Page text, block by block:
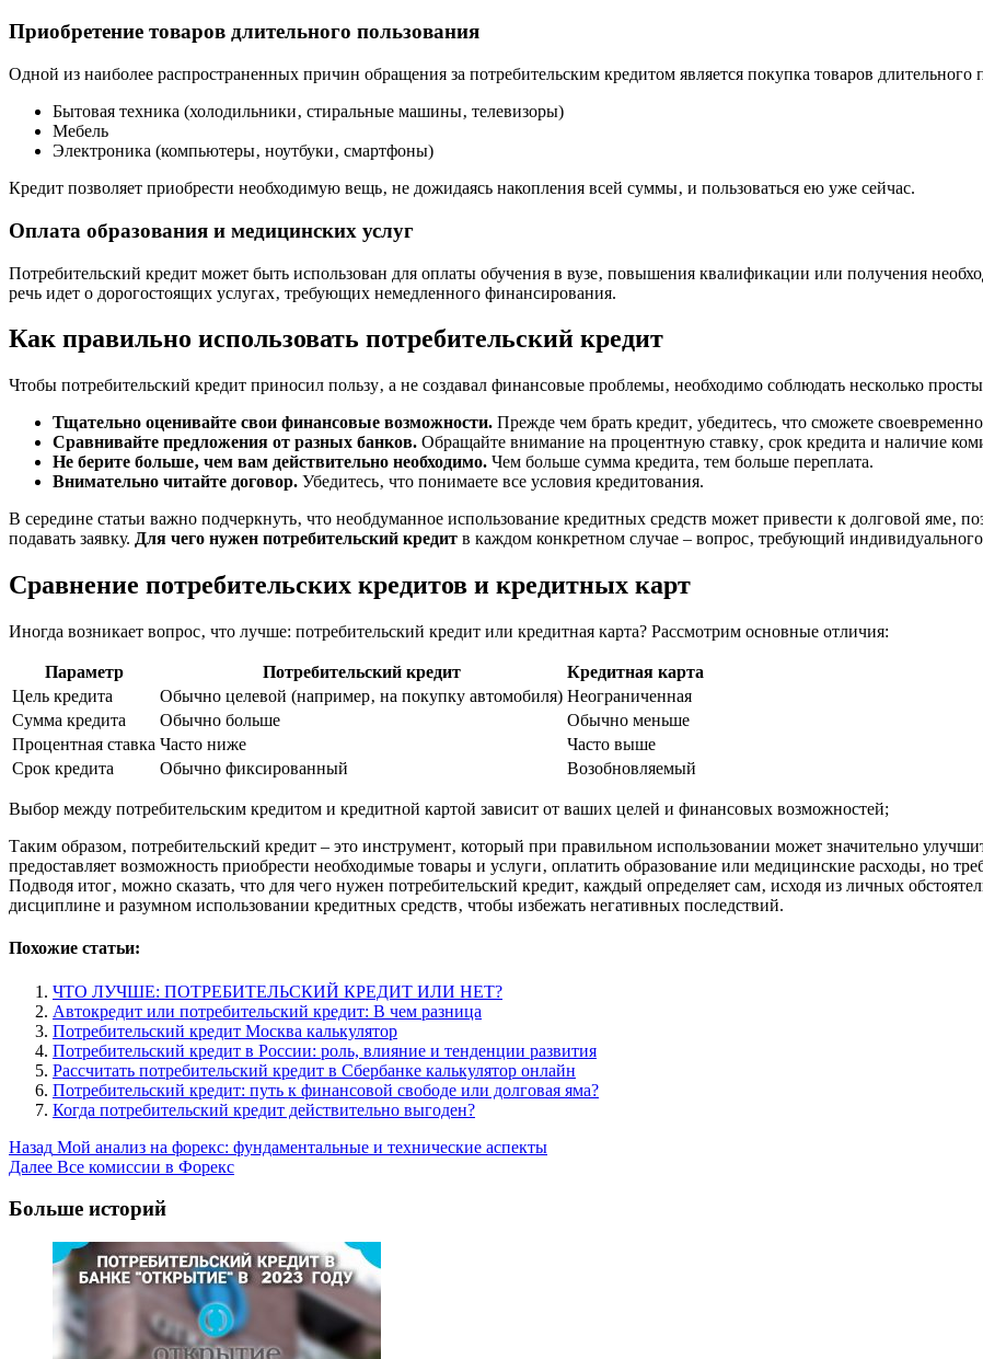
Приобретение товаров длительного пользования
Одной из наиболее распространенных причин обращения за потребительским кредитом является покупка товаров длительного
Бытовая техника (холодильники‚ стиральные машины‚ телевизоры)
Мебель
Электроника (компьютеры‚ ноутбуки‚ смартфоны)
Кредит позволяет приобрести необходимую вещь‚ не дожидаясь накопления всей суммы‚ и пользоваться ею уже сейчас.
Оплата образования и медицинских услуг
Потребительский кредит может быть использован для оплаты обучения в вузе‚ повышения квалификации или получения
речь идет о дорогостоящих услугах‚ требующих немедленного финансирования.
Как правильно использовать потребительский кредит
Чтобы потребительский кредит приносил пользу‚ а не создавал финансовые проблемы‚ необходимо соблюдать несколько
Тщательно оценивайте свои финансовые возможности. Прежде чем брать кредит‚ убедитесь‚ что сможете
Сравнивайте предложения от разных банков. Обращайте внимание на процентную ставку‚ срок кредита и наличие
Не берите больше‚ чем вам действительно необходимо. Чем больше сумма кредита‚ тем больше переплата.
Внимательно читайте договор. Убедитесь‚ что понимаете все условия кредитования.
В середине статьи важно подчеркнуть‚ что необдуманное использование кредитных средств может привести к долговой яме‚
подавать заявку. Для чего нужен потребительский кредит в каждом конкретном случае – вопрос‚ требующий
Сравнение потребительских кредитов и кредитных карт
Иногда возникает вопрос‚ что лучше: потребительский кредит или кредитная карта? Рассмотрим основные отличия:
Параметр Потребительский кредит
Кредитная карта
Цель кредита
Обычно целевой (например‚ на покупку автомобиля) Неограниченная
Сумма кредита
Обычно больше
Обычно меньше
Процентная ставка Часто ниже
Часто выше
Срок кредита
Обычно фиксированный Возобновляемый
Выбор между потребительским кредитом и кредитной картой зависит от ваших целей и финансовых возможностей;
Таким образом‚ потребительский кредит – это инструмент‚ который при правильном использовании может значительно
предоставляет возможность приобрести необходимые товары и услуги‚ оплатить образование или медицинские расходы‚ но
Подводя итог‚ можно сказать‚ что для чего нужен потребительский кредит‚ каждый определяет сам‚ исходя из личных
дисциплине и разумном использовании кредитных средств‚ чтобы избежать негативных последствий.
Похожие статьи:
ЧТО ЛУЧШЕ: ПОТРЕБИТЕЛЬСКИЙ КРЕДИТ ИЛИ НЕТ?
Автокредит или потребительский кредит: В чем разница
Потребительский кредит Москва калькулятор
Потребительский кредит в России: роль, влияние и тенденции развития
Рассчитать потребительский кредит в Сбербанке калькулятор онлайн
Потребительский кредит: путь к финансовой свободе или долговая яма?
Когда потребительский кредит действительно выгоден?
Post
Navigation
Назад Мой анализ на форекс: фундаментальные и технические аспекты
Далее Все комиссии в Форекс
Больше историй